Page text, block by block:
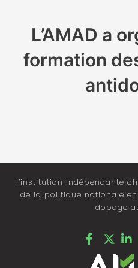
L’AMAD a
formation
l’institution indépendante
de la politique nationale
dopage